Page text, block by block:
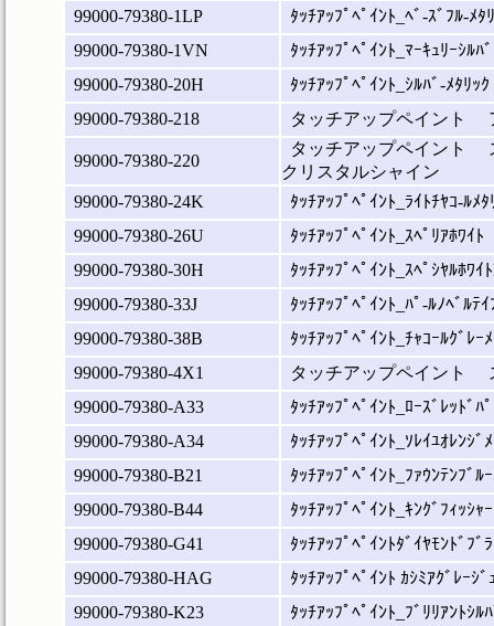
99000-79380-1LP
ﾀｯﾁｱｯﾌﾟﾍﾟｲﾝﾄ_ﾍﾞ-ｽﾞﾌﾙ-ﾒﾀ
99000-79380-1VN
ﾀｯﾁｱｯﾌﾟﾍﾟｲﾝﾄ_ﾏｰｷｭﾘｰｼﾙﾊ
99000-79380-20H
ﾀｯﾁｱｯﾌﾟﾍﾟｲﾝﾄ_ｼﾙﾊﾞ-ﾒﾀﾘｯｸ
99000-79380-218
タッチアップペイント
99000-79380-220
タッチアップペイント
クリスタルシャイン
99000-79380-24K
ﾀｯﾁｱｯﾌﾟﾍﾟｲﾝﾄ_ﾗｲﾄﾁﾔｺ-ﾙﾒﾀ
99000-79380-26U
ﾀｯﾁｱｯﾌﾟﾍﾟｲﾝﾄ_ｽﾍﾟﾘｱﾎﾜｲﾄ
99000-79380-30H
ﾀｯﾁｱｯﾌﾟﾍﾟｲﾝﾄ_ｽﾍﾟｼﾔﾙﾎﾜｲ
99000-79380-33J
ﾀｯﾁｱｯﾌﾟﾍﾟｲﾝﾄ_ﾊﾟ-ﾙﾉﾍﾞﾙﾃｲ
99000-79380-38B
ﾀｯﾁｱｯﾌﾟﾍﾟｲﾝﾄ_ﾁｬｺｰﾙｸﾞﾚｰ
99000-79380-4X1
タッチアップペイント
99000-79380-A33
ﾀｯﾁｱｯﾌﾟﾍﾟｲﾝﾄ_ﾛｰｽﾞﾚｯﾄﾞﾊ
99000-79380-A34
ﾀｯﾁｱｯﾌﾟﾍﾟｲﾝﾄ_ｿﾚｲﾕｵﾚﾝｼﾞ
99000-79380-B21
ﾀｯﾁｱｯﾌﾟﾍﾟｲﾝﾄ_ﾌｧｳﾝﾃﾝﾌﾞﾙ
99000-79380-B44
ﾀｯﾁｱｯﾌﾟﾍﾟｲﾝﾄ_ｷﾝｸﾞﾌｨｯｼｬ
99000-79380-G41
ﾀｯﾁｱｯﾌﾟﾍﾟｲﾝﾄﾀﾞｲﾔﾓﾝﾄﾞﾌﾞ
99000-79380-HAG
ﾀｯﾁｱｯﾌﾟﾍﾟｲﾝﾄ ｶｼﾐｱｸﾞﾚｰｼﾞ
99000-79380-K23
ﾀｯﾁｱｯﾌﾟﾍﾟｲﾝﾄ_ﾌﾞﾘﾘｱﾝﾄｼﾙ